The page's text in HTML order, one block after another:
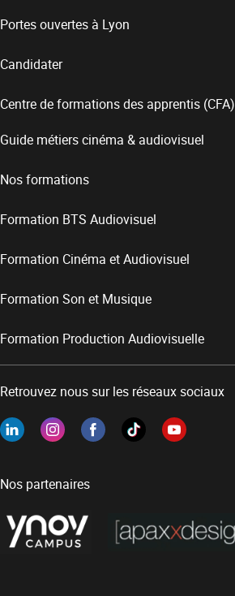
Portes ouvertes à Lyon
Candidater
Centre de formations des apprentis (CFA)
Guide métiers cinéma & audiovisuel
Nos formations
Formation BTS Audiovisuel
Formation Cinéma et Audiovisuel
Formation Son et Musique
Formation Production Audiovisuelle
Retrouvez nous sur les réseaux sociaux
Nos partenaires